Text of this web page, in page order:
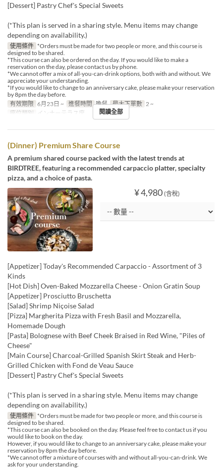
[Dessert] Pastry Chef's Special Sweets
(*This plan is served in a sharing style. Menu items may change
depending on availability.)
使用條件 *Orders must be made for two people or more, and this course is
designed to be shared.
*This course can also be ordered on the day. If you would like to make a
reservation on the day, please contact us by phone.
*We cannot offer a mix of all-you-can-drink options, both with and without. We
appreciate your understanding.
*If you would like to change to an anniversary cake, please make your reservation
by 8pm the day before.
有效期限 6月23日 ~ 進餐時間 晚餐 最大下單數 2 ~
座位類別
インナーテラス席 閱讀全部
(Dinner) Premium Share Course
A premium shared course packed with the latest trends at
BIRDTREE, featuring a recommended carpaccio platter, specialty
pizza, and a choice of pasta.
¥ 4,980 (含稅)
[Appetizer] Today's Recommended Carpaccio - Assortment of 3
Kinds
[Hot Dish] Oven-Baked Mozzarella Cheese - Onion Gratin Soup
[Appetizer] Prosciutto Bruschetta
[Salad] Shrimp Niçoise Salad
[Pizza] Margherita Pizza with Fresh Basil and Mozzarella,
Homemade Dough
[Pasta] Bolognese with Beef Cheek Braised in Red Wine, "Piles of
Cheese"
[Main Course] Charcoal-Grilled Spanish Skirt Steak and Herb-
Grilled Chicken with Fond de Veau Sauce
[Dessert] Pastry Chef's Special Sweets
(*This plan is served in a sharing style. Menu items may change
depending on availability.)
使用條件 *Orders must be made for two people or more, and this course is
designed to be shared.
*This course can also be booked on the day. Please feel free to contact us if you
would like to book on the day.
However, if you would like to change to an anniversary cake, please make your
reservation by 8pm the day before.
*We cannot offer a mixture of courses with and without all-you-can-drink. We
ask for your understanding.